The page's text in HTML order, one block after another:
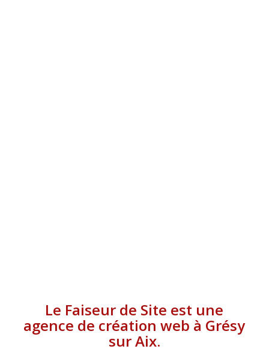
Le Faiseur de Site est une
agence de création web à Grésy
sur Aix.